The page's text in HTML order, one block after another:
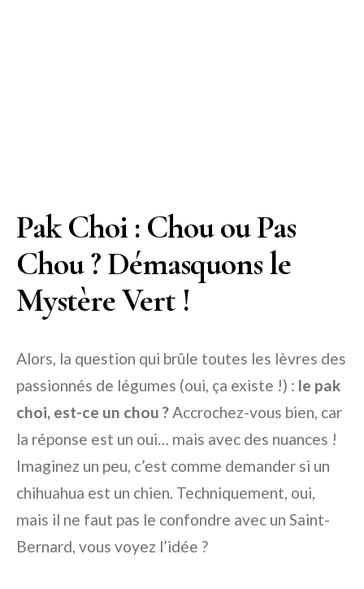
Pak Choi : Chou ou Pas
Chou ? Démasquons le
Mystère Vert !
Alors, la question qui brûle toutes les lèvres des
passionnés de légumes (oui, ça existe !) : le pak
choi, est-ce un chou ?Accrochez-vous bien, car
la réponse est un oui… mais avec des nuances !
Imaginez un peu, c’est comme demander si un
chihuahua est un chien. Techniquement, oui,
mais il ne faut pas le confondre avec un Saint-
Bernard, vous voyez l’idée ?